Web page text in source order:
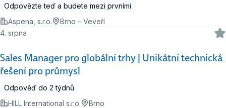
Odpovězte teď a budete mezi prvními
Aspena, s.r.o.
Brno – Veveří
Sales Manager pro globální trhy | Unikátní technická
řešení pro průmysl
4. srpna
Odpověď do 2 týdnů
HILL International s.r.o.
Brno